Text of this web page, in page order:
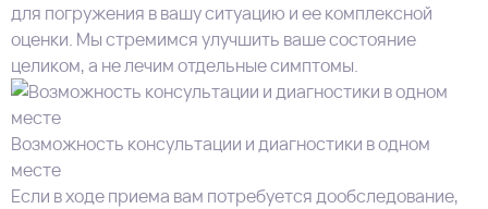
для погружения в вашу ситуацию и ее комплексной
оценки. Мы стремимся улучшить ваше состояние
целиком, а не лечим отдельные симптомы.
Возможность консультации и диагностики в одном
месте
Если в ходе приема вам потребуется дообследование,